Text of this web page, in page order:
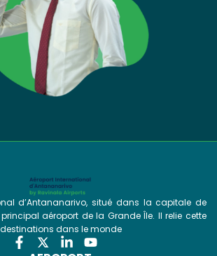
d’Antananarivo, situé dans la capitale de
aéroport de la Grande Île. Il relie cette
dans le monde